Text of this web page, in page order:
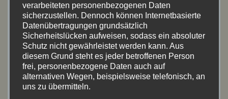
Mai 2024(9)
April 2024(2)
August 2023(17)
Juni 2023(1)
verarbeiteten personenbezogenen Daten
sicherzustellen. Dennoch können Internetbasierte
Datenübertragungen grundsätzlich
Sicherheitslücken aufweisen, sodass ein absoluter
Schutz nicht gewährleistet werden kann. Aus
diesem Grund steht es jeder betroffenen Person
frei, personenbezogene Daten auch auf
alternativen Wegen, beispielsweise telefonisch, an
uns zu übermitteln.